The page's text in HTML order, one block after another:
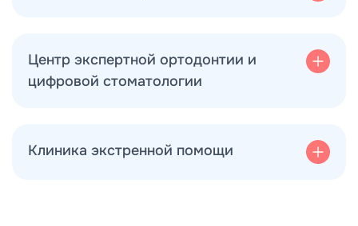
Центр экспертной ортодонтии и
цифровой стоматологии
Клиника экстренной помощи
Балашиха